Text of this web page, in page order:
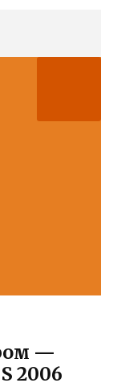
—
2006